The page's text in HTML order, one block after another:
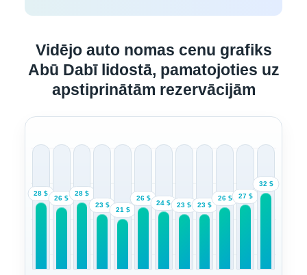
Vidējo auto nomas cenu grafiks
Abū Dabī lidostā, pamatojoties uz
apstiprinātām rezervācijām
28 $
26 $
28 $
23 $
21 $
26 $
24 $ 23 $ 23 $
26 $ 27 $
32 $